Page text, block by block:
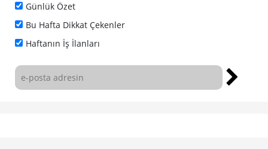
Günlük Özet
Bu Hafta Dikkat Çekenler
Haftanın İş İlanları